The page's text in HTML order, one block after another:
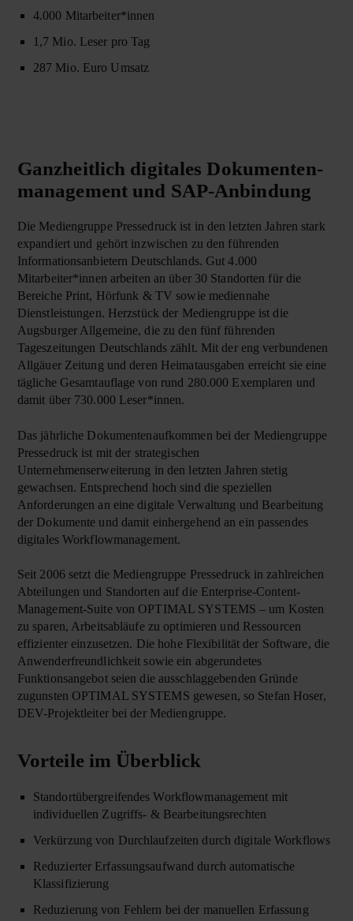
4.000 Mitarbeiter*innen
1,7 Mio. Leser pro Tag
287 Mio. Euro Umsatz
Ganzheitlich digitales Dokumenten­­
management und SAP-Anbindung
Die Mediengruppe Pressedruck ist in den letzten Jahren stark
expandiert und gehört inzwischen zu den führenden
Informationsanbietern Deutschlands. Gut 4.000
Mitarbeiter*innen arbeiten an über 30 Standorten für die
Bereiche Print, Hörfunk & TV sowie mediennahe
Dienstleistungen. Herzstück der Mediengruppe ist die
Augsburger Allgemeine, die zu den fünf führenden
Tageszeitungen Deutschlands zählt. Mit der eng verbundenen
Allgäuer Zeitung und deren Heimatausgaben erreicht sie eine
tägliche Gesamtauflage von rund 280.000 Exemplaren und
damit über 730.000 Leser*innen.
Das jährliche Dokumentenaufkommen bei der Mediengruppe
Pressedruck ist mit der strategischen
Unternehmenserweiterung in den letzten Jahren stetig
gewachsen. Entsprechend hoch sind die speziellen
Anforderungen an eine digitale Verwaltung und Bearbeitung
der Dokumente und damit einhergehend an ein passendes
digitales Workflowmanagement.
Seit 2006 setzt die Mediengruppe Pressedruck in zahlreichen
Abteilungen und Standorten auf die Enterprise-Content-
Management-Suite von OPTIMAL SYSTEMS – um Kosten
zu sparen, Arbeitsabläufe zu optimieren und Ressourcen
effizienter einzusetzen. Die hohe Flexibilität der Software, die
Anwenderfreundlichkeit sowie ein abgerundetes
Funktionsangebot seien die ausschlaggebenden Gründe
zugunsten OPTIMAL SYSTEMS gewesen, so Stefan Hoser,
DEV-Projektleiter bei der Mediengruppe.
Vorteile im Überblick
Standortübergreifendes Workflowmanagement mit
individuellen Zugriffs- & Bearbeitungsrechten
Verkürzung von Durchlaufzeiten durch digitale Workflows
Reduzierter Erfassungsaufwand durch automatische
Klassifizierung
Reduzierung von Fehlern bei der manuellen Erfassung